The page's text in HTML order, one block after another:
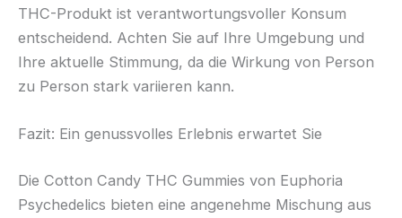
THC-Produkt ist verantwortungsvoller Konsum
entscheidend. Achten Sie auf Ihre Umgebung und
Ihre aktuelle Stimmung, da die Wirkung von Person
zu Person stark variieren kann.
Fazit: Ein genussvolles Erlebnis erwartet Sie
Die Cotton Candy THC Gummies von Euphoria
Psychedelics bieten eine angenehme Mischung aus